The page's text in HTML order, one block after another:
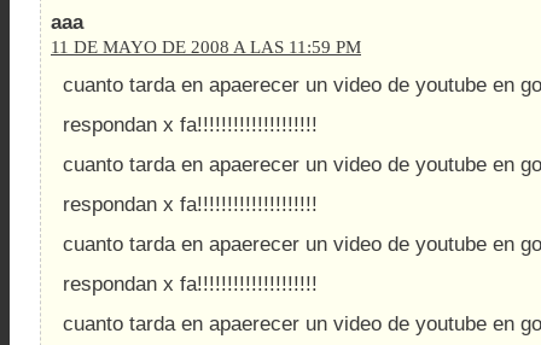
aaa
11 DE MAYO DE 2008 A LAS 11:59 PM
cuanto tarda en apaerecer un video de youtube en
respondan x fa!!!!!!!!!!!!!!!!!!!!
cuanto tarda en apaerecer un video de youtube en
respondan x fa!!!!!!!!!!!!!!!!!!!!
cuanto tarda en apaerecer un video de youtube en
respondan x fa!!!!!!!!!!!!!!!!!!!!
cuanto tarda en apaerecer un video de youtube en